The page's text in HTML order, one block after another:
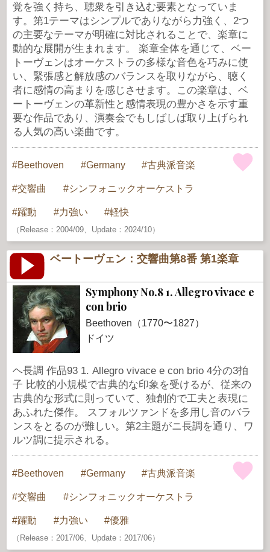
覚を強く持ち、聴衆を引き込む要素となっていま
す。第1テーマはシンプルでありながら力強く、2つ
の主要なテーマが明確に対比されることで、楽章に
動的な展開が生まれます。 楽章全体を通じて、ベー
トーヴェンはオーケストラの多様な音色を巧みに使
い、緊張感と解放感のバランスを取りながら、聴く
者に感情の高まりを感じさせます。この楽章は、ベ
ートーヴェンの革新性と感情表現の豊かさを示す重
要な作品であり、演奏会でもしばしば取り上げられ
る人気の高い楽曲です。
Beethoven Germany 古典派音楽
交響曲 シンフォニックオーケストラ
躍動 力強い 軽快
（Release：2004/09、Update：2024/10）
ベートーヴェン：交響曲第8番 第1楽章
Symphony No.8 1. Allegro vivace e
con brio
Beethoven（1770〜1827）
ドイツ
ヘ長調 作品93 1. Allegro vivace e con brio 4分の3拍
子 比較的小規模で古典的な印象を受けるが、従来の
古典的な形式に則っていて、独創的で工夫と表現に
あふれた傑作。 スフォルツァンドを多用し音のバラ
ンスをとるのが難しい。第2主題がニ長調を通り、ワ
ルツ調に提示される。
Beethoven Germany 古典派音楽
交響曲 シンフォニックオーケストラ
躍動 力強い 優雅
（Release：2017/06、Update：2017/06）